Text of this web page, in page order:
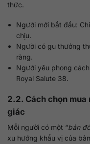
thức.
Người mới bắt đầu:
chịu.
Người có gu thưởng
ràng.
Người yêu phong
Royal Salute 38.
2.2. Cách chọn
giác
Mỗi người có một “bản
xu hướng khẩu vị của